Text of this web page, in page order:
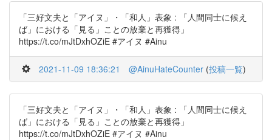
「三好文夫と「アイヌ」・「和人」表象 : 「人間同士に候え
ば」における「見る」ことの放棄と再獲得」
https://t.co/mJtDxhOZiE #アイヌ #Ainu
2021-11-09 18:36:21 @AinuHateCounter (投稿一覧)
「三好文夫と「アイヌ」・「和人」表象 : 「人間同士に候え
ば」における「見る」ことの放棄と再獲得」
https://t.co/mJtDxhOZiE #アイヌ #Ainu